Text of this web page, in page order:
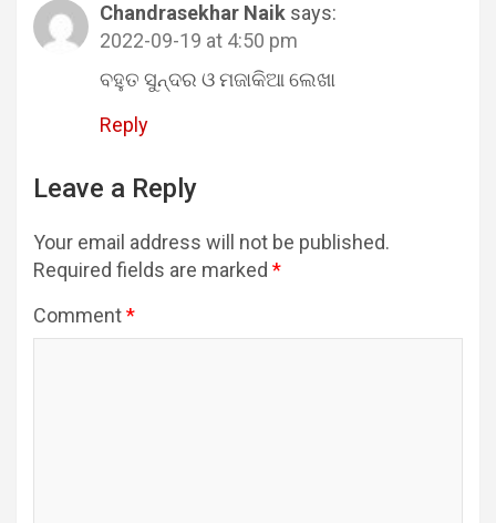
Chandrasekhar Naik says:
2022-09-19 at 4:50 pm
ବହୁତ ସୁନ୍ଦର ଓ ମଜାକିଆ ଲେଖା
Reply
Leave a Reply
Your email address will not be published.
Required fields are marked *
Comment*